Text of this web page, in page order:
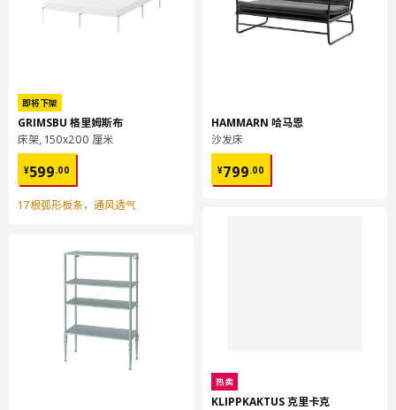
即将下架
GRIMSBU 格里姆斯布
床架, 150x200 厘米
¥599.00
¥ 599.00
17根弧形板条，通风透气
HAMMARN 哈马恩
沙发床
¥799.00
¥ 799.00
热卖
KLIPPKAKTUS 克里卡克